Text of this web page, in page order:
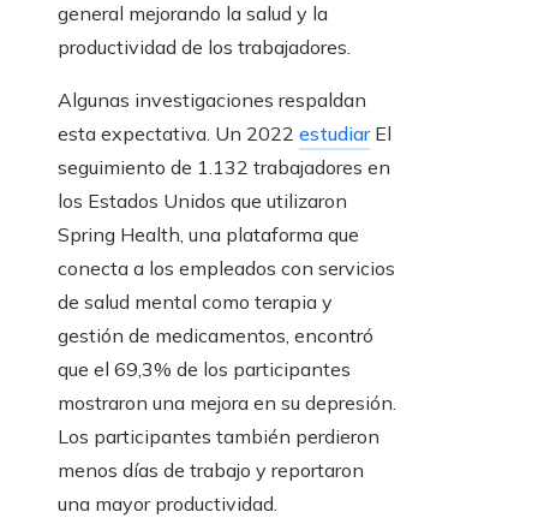
general mejorando la salud y la
productividad de los trabajadores.
Algunas investigaciones respaldan
esta expectativa. Un 2022 estudiarEl
seguimiento de 1.132 trabajadores en
los Estados Unidos que utilizaron
Spring Health, una plataforma que
conecta a los empleados con servicios
de salud mental como terapia y
gestión de medicamentos, encontró
que el 69,3% de los participantes
mostraron una mejora en su depresión.
Los participantes también perdieron
menos días de trabajo y reportaron
una mayor productividad.